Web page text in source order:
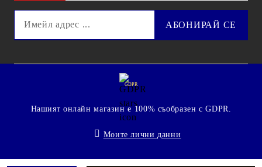
GDPR
Нашият онлайн магазин е 100% съобразен с GDPR.
Моите лични данни